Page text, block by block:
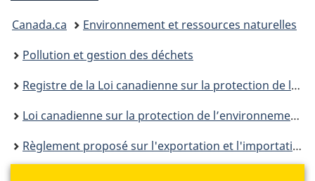
Vous
êtes
ici :
Canada.ca
Environnement et ressources naturelles
Pollution et gestion des déchets
Registre de la Loi canadienne sur la protection de l’environnement
Loi canadienne sur la protection de l’environnement : historique
Règlement proposé sur l'exportation et l'importation des déchets dangereux et des matières recyclables dangereuses - Rapport sur les ateliers de consultation des intervenants